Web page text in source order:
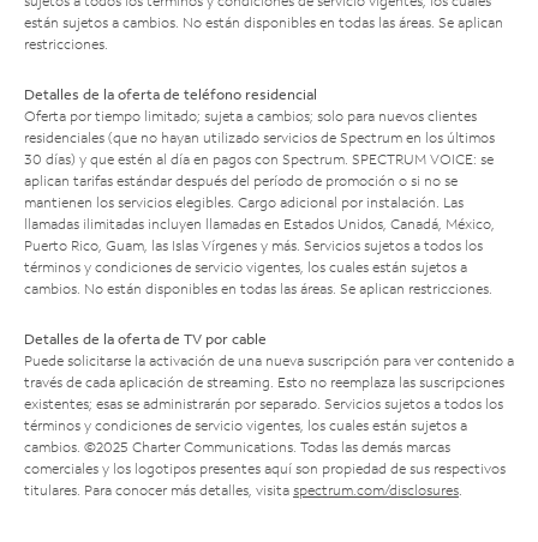
están sujetos a cambios. No están disponibles en todas las áreas. Se aplican
restricciones.
Detalles de la oferta de teléfono residencial
Oferta por tiempo limitado; sujeta a cambios; solo para nuevos clientes
residenciales (que no hayan utilizado servicios de Spectrum en los últimos
30 días) y que estén al día en pagos con Spectrum. SPECTRUM VOICE: se
aplican tarifas estándar después del período de promoción o si no se
mantienen los servicios elegibles. Cargo adicional por instalación. Las
llamadas ilimitadas incluyen llamadas en Estados Unidos, Canadá, México,
Puerto Rico, Guam, las Islas Vírgenes y más. Servicios sujetos a todos los
términos y condiciones de servicio vigentes, los cuales están sujetos a
cambios. No están disponibles en todas las áreas. Se aplican restricciones.
Detalles de la oferta de TV por cable
Puede solicitarse la activación de una nueva suscripción para ver contenido a
través de cada aplicación de streaming. Esto no reemplaza las suscripciones
existentes; esas se administrarán por separado. Servicios sujetos a todos los
términos y condiciones de servicio vigentes, los cuales están sujetos a
cambios. ©2025 Charter Communications. Todas las demás marcas
comerciales y los logotipos presentes aquí son propiedad de sus respectivos
titulares. Para conocer más detalles, visita spectrum.com/disclosures